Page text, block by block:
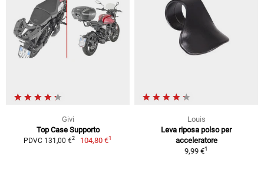
Givi
Top Case Supporto
PDVC 131,00 €2 104,80 €1
Louis
Leva riposa polso per
acceleratore
9,99 €1